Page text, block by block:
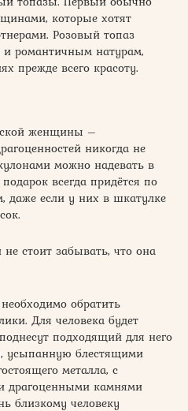
которые хотят
Розовый топаз
романтичным натурам,
прежде всего красоту.
женщины –
никогда не
можно надевать в
всегда придётся по
даже если у них в шкатулке
стоит забывать, что она
обратить
Для человека будет
подходящий для него
усыпанную блестящими
металла, с
драгоценными камнями
близкому человеку